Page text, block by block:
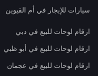
سيارات للإيجار في أم القيوين
ارقام لوحات للبيع في دبي
ارقام لوحات للبيع في أبو ظبي
ارقام لوحات للبيع في عجمان